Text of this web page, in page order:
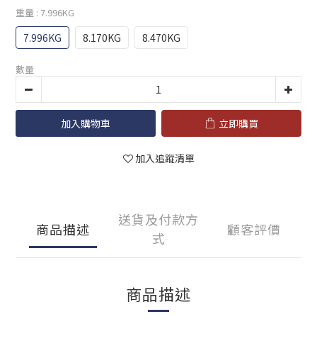
重量 : 7.996KG
7.996KG 8.170KG 8.470KG
數量
加入購物車 立即購買
加入追蹤清單
商品描述
送貨及付款方
式
顧客評價
商品描述